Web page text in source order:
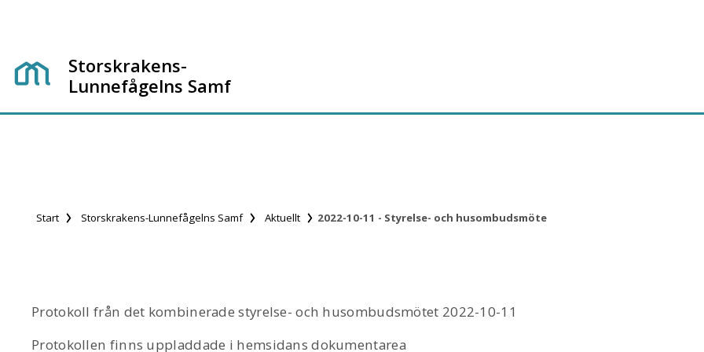
Storskrakens-
Lunnefågelns Samf
Start Storskrakens-Lunnefågelns Samf Aktuellt 2022-10-11 - Styrelse- och husombudsmöte
Protokoll från det kombinerade styrelse- och husombudsmötet 2022-10-11
Protokollen finns uppladdade i hemsidans dokumentarea